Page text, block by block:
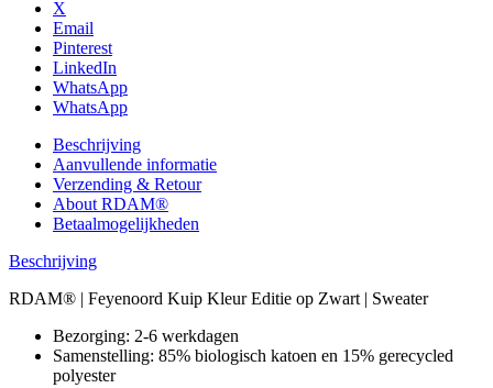
X
Email
Pinterest
LinkedIn
WhatsApp
WhatsApp
Beschrijving
Aanvullende informatie
Verzending & Retour
About RDAM®
Betaalmogelijkheden
Beschrijving
RDAM® | Feyenoord Kuip Kleur Editie op Zwart | Sweater
Bezorging: 2-6 werkdagen
Samenstelling: 85% biologisch katoen en 15% gerecycled
polyester